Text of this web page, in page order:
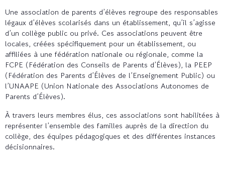
Une association de parents d’élèves regroupe des responsables
légaux d’élèves scolarisés dans un établissement, qu’il s’agisse
d’un collège public ou privé. Ces associations peuvent être
locales, créées spécifiquement pour un établissement, ou
affiliées à une fédération nationale ou régionale, comme la
FCPE (Fédération des Conseils de Parents d’Élèves), la PEEP
(Fédération des Parents d’Élèves de l’Enseignement Public) ou
l’UNAAPE (Union Nationale des Associations Autonomes de
Parents d’Élèves).
À travers leurs membres élus, ces associations sont habilitées à
représenter l’ensemble des familles auprès de la direction du
collège, des équipes pédagogiques et des différentes instances
décisionnaires.